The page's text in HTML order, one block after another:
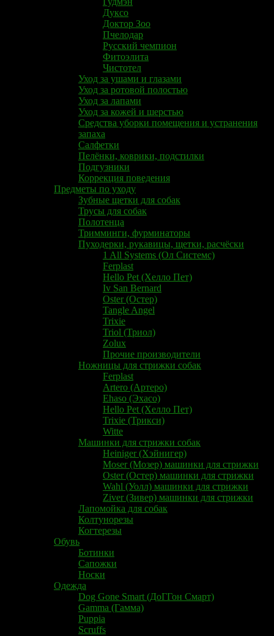
Дуксо
Доктор Зоо
Пчелодар
Русский чемпион
Фитоэлита
Чистотел
Уход за ушами и глазами
Уход за ротовой полостью
Уход за лапами
Уход за кожей и шерстью
Средства уборки помещения и устранения
запаха
Салфетки
Пелёнки, коврики, подстилки
Подгузники
Коррекция поведения
Предметы по уходу
Зубные щетки для собак
Трусы для собак
Полотенца
Тримминги, фурминаторы
Пуходерки, рукавицы, щетки, расчёски
1 All Systems (Ол Системс)
Ferplast
Hello Pet (Хелло Пет)
​Iv San Bernard
Oster (Остер)
Tangle Angel
Trixie
Triol (Триол)
Zolux
Прочие производители
Ножницы для стрижки собак
Ferplast
Artero (Артеро)
Ehaso (Эхасо)
Hello Pet (Хелло Пет)
Trixie (Трикси)
Witte
Машинки для стрижки собак
Heiniger (Хэйнигер)
Moser (Мозер) машинки для стрижки
Oster (Остер) машинки для стрижки
Wahl (Уолл) машинки для стрижки
Ziver (Зивер) машинки для стрижки
Лапомойка для собак
Колтунорезы
Когтерезы
Обувь
Ботинки
Сапожки
Носки
Одежда
Dog Gone Smart (ДоГГон Смарт)
Gamma (Гамма)
Puppia
Scruffs